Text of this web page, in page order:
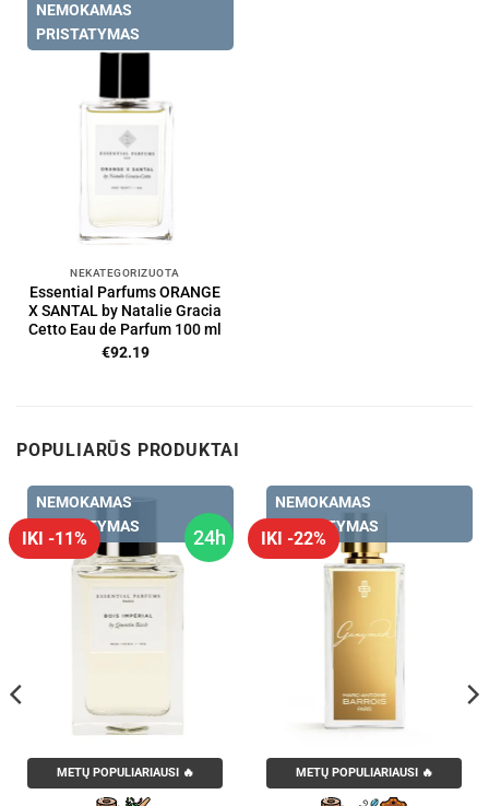
NEMOKAMAS
PRISTATYMAS
NEKATEGORIZUOTA
Essential Parfums ORANGE
X SANTAL by Natalie Gracia
Cetto Eau de Parfum 100 ml
€92.19
POPULIARŪS PRODUKTAI
24h
IKI -11%
NEMOKAMAS
PRISTATYMAS
METŲ POPULIARIAUSI 🔥
IKI -22%
NEMOKAMAS
PRISTATYMAS
METŲ POPULIARIAUSI 🔥